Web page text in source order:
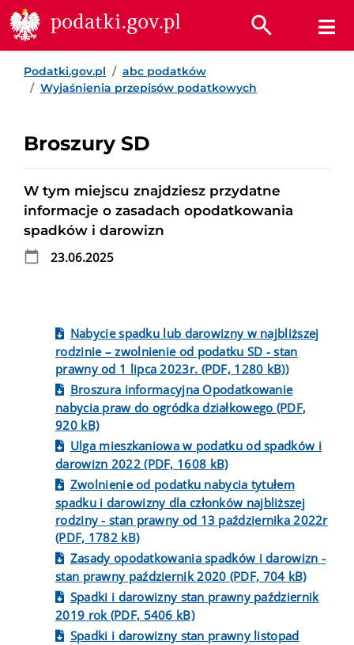
Przejdź do treści
Przejdź do wyszukiwarki
Przejdź do stopki
podatki.gov.pl
Podatki.gov.pl
abc podatków
Wyjaśnienia przepisów podatkowych
Broszury SD
W tym miejscu znajdziesz przydatne
informacje o zasadach opodatkowania
spadków i darowizn
23.06.2025
Nabycie spadku lub darowizny w najbliższej
rodzinie – zwolnienie od podatku SD - stan
prawny od 1 lipca 2023r. (PDF, 1280 kB))
Broszura informacyjna Opodatkowanie
nabycia praw do ogródka działkowego (PDF,
920 kB)
Ulga mieszkaniowa w podatku od spadków i
darowizn 2022 (PDF, 1608 kB)
Zwolnienie od podatku nabycia tytułem
spadku i darowizny dla członków najbliższej
rodziny - stan prawny od 13 października 2022r
(PDF, 1782 kB)
Zasady opodatkowania spadków i darowizn -
stan prawny październik 2020 (PDF, 704 kB)
Spadki i darowizny stan prawny październik
2019 rok (PDF, 5406 kB)
Spadki i darowizny stan prawny listopad